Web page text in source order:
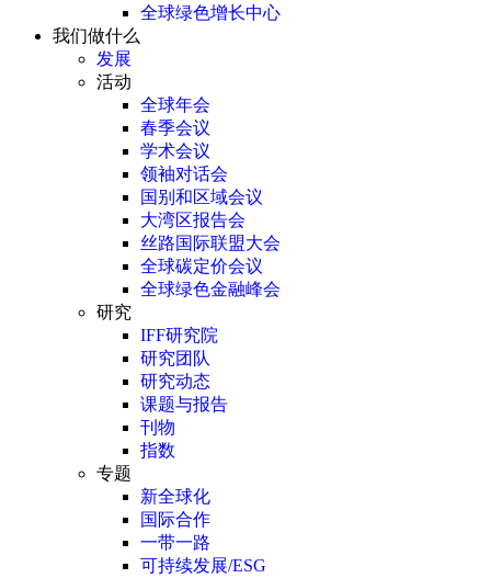
全球绿色增长中心
我们做什么
发展
活动
全球年会
春季会议
学术会议
领袖对话会
国别和区域会议
大湾区报告会
丝路国际联盟大会
全球碳定价会议
全球绿色金融峰会
研究
IFF研究院
研究团队
研究动态
课题与报告
刊物
指数
专题
新全球化
国际合作
一带一路
可持续发展/ESG